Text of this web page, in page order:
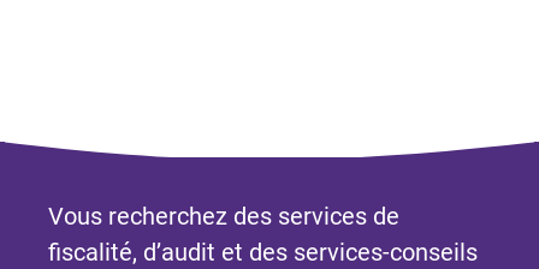
Vous recherchez des services de
fiscalité, d’audit et des services-conseils